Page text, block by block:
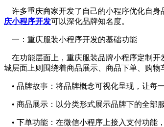
许多重庆商家开发了自己的小程序优化自身
庆小程序开发可以深化品牌知名度。
一：重庆服装小程序开发的基础功能
在功能层面上，重庆服装品牌小程序定制开
城层面上则围绕着商品展示、商品下单、购
• 品牌故事：将品牌概念可视化呈现，让每
• 商品展示：以分类形式展示品牌下的全部
• 下单功能：在微信小程序上接入支付功能